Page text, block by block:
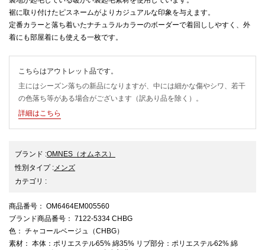
裾に取り付けたピスネームがよりカジュアルな印象を与えます。
定番カラーと落ち着いたナチュラルカラーのボーダーで着回ししやすく、外
着にも部屋着にも使える一枚です。
こちらはアウトレット品です。
主にはシーズン落ちの新品になりますが、中には細かな傷やシワ、若干
の色落ち等がある場合がございます（訳あり品を除く）。
詳細はこちら
ブランド :OMNES （オムネス）
性別タイプ:メンズ
カテゴリ :
商品番号 ： OM6464EM005560
ブランド商品番号 ： 7122-5334 CHBG
色 ： チャコールベージュ（CHBG）
素材 ： 本体：ポリエステル65% 綿35% リブ部分：ポリエステル62% 綿